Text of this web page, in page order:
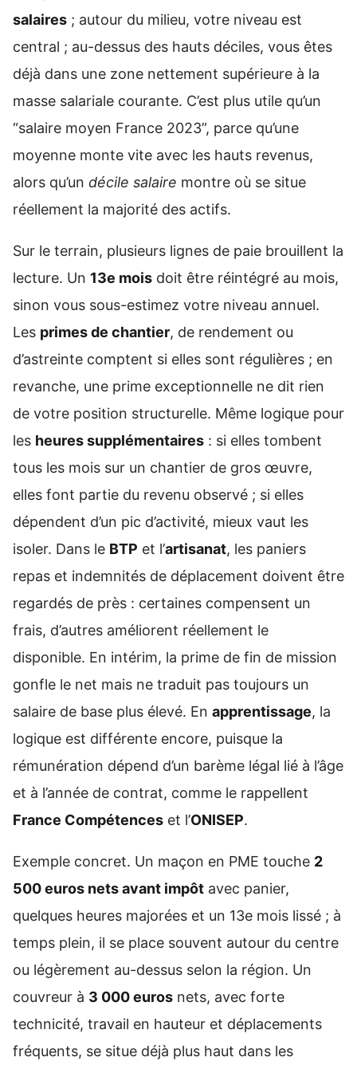
salaires ; autour du milieu, votre niveau est
central ; au-dessus des hauts déciles, vous êtes
déjà dans une zone nettement supérieure à la
masse salariale courante. C’est plus utile qu’un
“salaire moyen France 2023”, parce qu’une
moyenne monte vite avec les hauts revenus,
alors qu’un décile salaire montre où se situe
réellement la majorité des actifs.
Sur le terrain, plusieurs lignes de paie brouillent la
lecture. Un 13e mois doit être réintégré au mois,
sinon vous sous-estimez votre niveau annuel.
Les primes de chantier, de rendement ou
d’astreinte comptent si elles sont régulières ; en
revanche, une prime exceptionnelle ne dit rien
de votre position structurelle. Même logique pour
les heures supplémentaires : si elles tombent
tous les mois sur un chantier de gros œuvre,
elles font partie du revenu observé ; si elles
dépendent d’un pic d’activité, mieux vaut les
isoler. Dans le BTP et l’artisanat, les paniers
repas et indemnités de déplacement doivent être
regardés de près : certaines compensent un
frais, d’autres améliorent réellement le
disponible. En intérim, la prime de fin de mission
gonfle le net mais ne traduit pas toujours un
salaire de base plus élevé. En apprentissage, la
logique est différente encore, puisque la
rémunération dépend d’un barème légal lié à l’âge
et à l’année de contrat, comme le rappellent
France Compétences et l’ONISEP.
Exemple concret. Un maçon en PME touche 2
500 euros nets avant impôt avec panier,
quelques heures majorées et un 13e mois lissé ; à
temps plein, il se place souvent autour du centre
ou légèrement au-dessus selon la région. Un
couvreur à 3 000 euros nets, avec forte
technicité, travail en hauteur et déplacements
fréquents, se situe déjà plus haut dans les